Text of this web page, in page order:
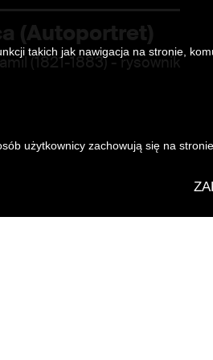
(Autoportret)
(1821-1883)- rysownik
takich jak nawigacja na stronie,
użytkownicy zachowują się na